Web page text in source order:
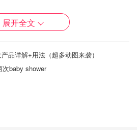
30刀 （仅限早上8点出发
少40刀/每人（仅限早上9点半出
columbia冰川活跃且浮冰多。但
厚。近距离欣赏不觉得，但是当船
展开全文
品详解+用法（超多动图来袭）
baby shower